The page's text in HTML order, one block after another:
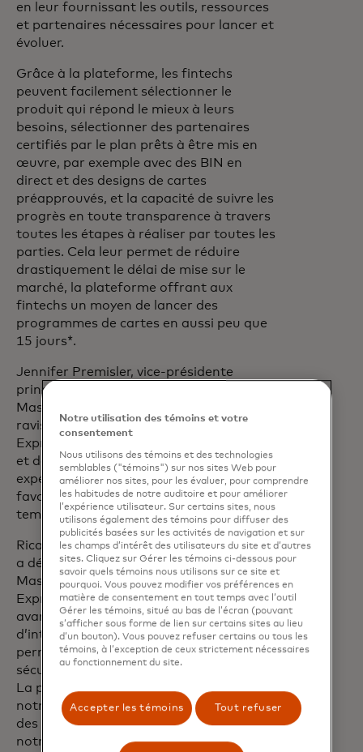
en leur fournissant les outils, ressources
et partenaires nécessaires pour lancer et
évoluer.
Grâce à la plateforme, les fintechs
peuvent facilement sélectionner le
produit qui répond le mieux à leurs
besoins, sélectionner des partenaires
certifiés par le plan prêts à être mis en
œuvre, par exemple avec des BIN en
direct et des designs de cartes
préapprouvés, et la capacité de suivre les
progrès en toute transparence à travers
toutes les étapes à réaliser par toutes les
parties. Cela leur permet de réduire
drastiquement le délai de mise sur le
marché, la plateforme offrant aux
fintechs un moyen de lancer des
programmes de cartes en aussi peu que
15 jours*.
Jennifer Premisler, vice-présidente
principale des solutions Fintech chez
Mastercard, a déclaré : « Nous sommes
ravis d’élargir la portée du Product
Express à plus de partenaires, de régions
et de solutions. En créant une meilleure
expérience pour toutes les parties, nous
favorisons l’innovation et réduisons le
temps de mise sur le marché. »
Ricardo Dantas, PDG de Foxbit au Brésil,
a déclaré : « Le partenariat avec
Mastercard via la plateforme Product
Express a apporté de nombreux
avantages à Foxbit. Le processus
d’intégration était simple et efficace,
permettant une intégration rapide et
sécurisée dans les services Mastercard.
La plateforme a non seulement accéléré
notre entrée dans l’écosystème mondial
des paiements, mais a aussi renforcé
notre capacité à offrir des solutions
Notre utilisation des témoins et votre
consentement
Nous utilisons des témoins et des technologies
semblables ("témoins") sur nos sites Web pour
améliorer nos sites, pour les évaluer, pour comprendre
les habitudes de notre auditoire et pour améliorer
l’expérience utilisateur. Sur certains sites, nous
utilisons également des témoins pour diffuser des
publicités basées sur les activités de navigation et sur
les champs d’intérêt des utilisateurs du site et d’autres
sites. Cliquez sur Gérer les témoins ci-dessous pour
savoir quels témoins nous utilisons sur ce site et
pourquoi. Vous pouvez modifier vos préférences en
matière de consentement en tout temps avec l’outil
Gérer les témoins, situé au bas de l’écran (pouvant
s’afficher sous forme de lien sur certains sites au lieu
d’un bouton). Vous pouvez refuser certains ou tous les
témoins, à l’exception de ceux strictement nécessaires
au fonctionnement du site.
Accepter les témoins Tout refuser